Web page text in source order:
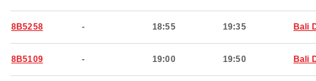
8B5258 - 18:55 19:35 Bali
8B5109 - 19:00 19:50 Bali